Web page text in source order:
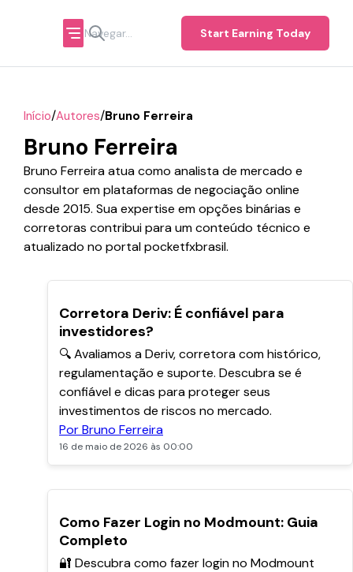
Start Earning Today
Início/Autores/Bruno Ferreira
Bruno Ferreira
Bruno Ferreira atua como analista de mercado e
consultor em plataformas de negociação online
desde 2015. Sua expertise em opções binárias e
corretoras contribui para um conteúdo técnico e
atualizado no portal pocketfxbrasil.
Corretora Deriv: É confiável para
investidores?
🔍 Avaliamos a Deriv, corretora com histórico,
regulamentação e suporte. Descubra se é
confiável e dicas para proteger seus
investimentos de riscos no mercado.
Por Bruno Ferreira
16 de maio de 2026 às 00:00
POPULARES
Como Fazer Login no Modmount: Guia
Completo
🔐 Descubra como fazer login no Modmount